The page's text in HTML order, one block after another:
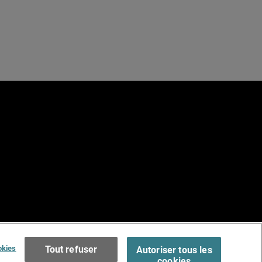
of Use >Tout refuser
Autoriser tous les